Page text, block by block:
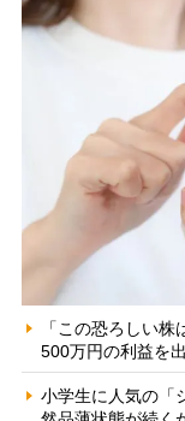
「この恐ろしい
500万円の利益を
小学生に人気の「